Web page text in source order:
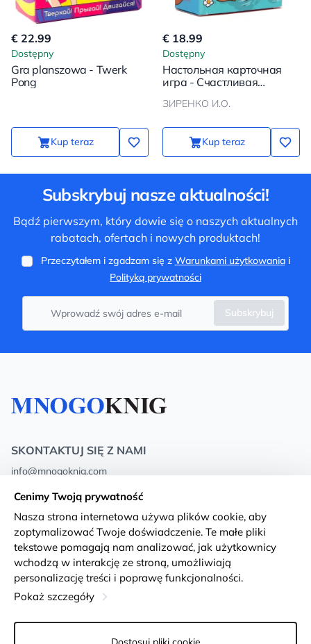
€ 22.99
Dostępny
Gra planszowa - Twerk
Pong
Kup teraz
€ 18.99
Dostępny
Настольная карточная
игра - Счастливая
ЗИРЕНКО И.О.
Kup teraz
Subskrybuj nasze aktualności!
Bądź pierwszym, który dowie się o naszych aktualnych
rabatach, ofertach i nowych produktach!
Przeczytałem i zgadzam się z Warunkami użytkowaniai
Polityką prywatności
Subskrybuj
SKONTAKTUJ SIĘ Z NAMI
info@mnogoknig.com
Rīga, Augusta Deglava 69d, LV-1082
O nas
Sklepy
Dostawa i płatność
Karty lojalnościowe
Privacy Policy
Warunki i zasady
Returns
Cenimy Twoją prywatność
Nasza strona internetowa używa plików cookie, aby
zoptymalizować Twoje doświadczenie. Te małe pliki
tekstowe pomagają nam analizować, jak użytkownicy
wchodzą w interakcję ze stroną, umożliwiają
personalizację treści i poprawę funkcjonalności.
Pokaż szczegóły